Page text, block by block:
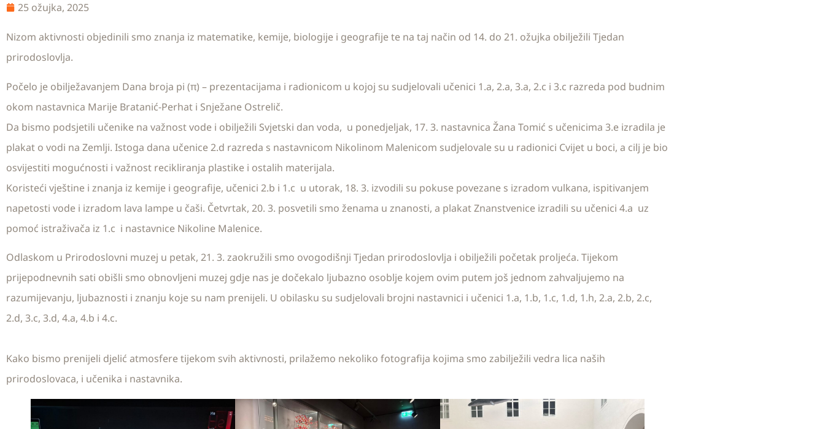
25 ožujka, 2025
Nizom aktivnosti objedinili smo znanja iz matematike, kemije, biologije i geografije te na taj način od 14. do 21. ožujka obilježili Tjedan
prirodoslovlja.
Počelo je obilježavanjem Dana broja pi (π) – prezentacijama i radionicom u kojoj su sudjelovali učenici 1.a, 2.a, 3.a, 2.c i 3.c razreda pod budnim
okom nastavnica Marije Bratanić-Perhat i Snježane Ostrelič.
Da bismo podsjetili učenike na važnost vode i obilježili Svjetski dan voda, u ponedjeljak, 17. 3. nastavnica Žana Tomić s učenicima 3.e izradila je
plakat o vodi na Zemlji. Istoga dana učenice 2.d razreda s nastavnicom Nikolinom Malenicom sudjelovale su u radionici Cvijet u boci, a cilj je bio
osvijestiti mogućnosti i važnost recikliranja plastike i ostalih materijala.
Koristeći vještine i znanja iz kemije i geografije, učenici 2.b i 1.c u utorak, 18. 3. izvodili su pokuse povezane s izradom vulkana, ispitivanjem
napetosti vode i izradom lava lampe u čaši. Četvrtak, 20. 3. posvetili smo ženama u znanosti, a plakat Znanstvenice izradili su učenici 4.a uz
pomoć istraživača iz 1.c i nastavnice Nikoline Malenice.
Odlaskom u Prirodoslovni muzej u petak, 21. 3. zaokružili smo ovogodišnji Tjedan prirodoslovlja i obilježili početak proljeća. Tijekom
prijepodnevnih sati obišli smo obnovljeni muzej gdje nas je dočekalo ljubazno osoblje kojem ovim putem još jednom zahvaljujemo na
razumijevanju, ljubaznosti i znanju koje su nam prenijeli. U obilasku su sudjelovali brojni nastavnici i učenici 1.a, 1.b, 1.c, 1.d, 1.h, 2.a, 2.b, 2.c,
2.d, 3.c, 3.d, 4.a, 4.b i 4.c.
Kako bismo prenijeli djelić atmosfere tijekom svih aktivnosti, prilažemo nekoliko fotografija kojima smo zabilježili vedra lica naših
prirodoslovaca, i učenika i nastavnika.